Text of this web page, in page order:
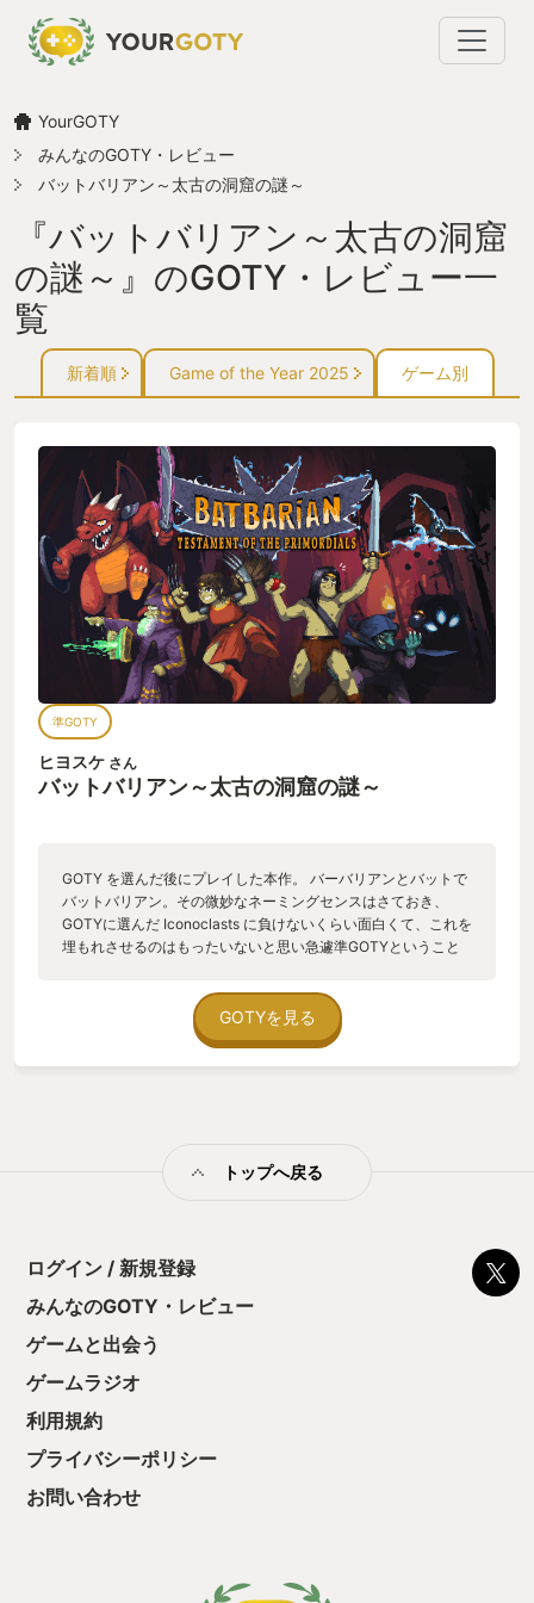
YourGOTY
みんなのGOTY・レビュー
バットバリアン～太古の洞窟の謎～
『バットバリアン～太古の洞窟
の謎～』のGOTY・レビュー一
覧
新着順 Game of the Year 2025 ゲーム別
準GOTY
ヒヨスケ さん
バットバリアン～太古の洞窟の謎～
GOTY を選んだ後にプレイした本作。 バーバリアンとバットで
バットバリアン。その微妙なネーミングセンスはさておき、
GOTYに選んだ Iconoclasts に負けないくらい面白くて、これを
埋もれさせるのはもったいないと思い急遽準GOTYということ
探索型アクション。すなわち私の大好物。 バーバリアンと不思
議な光るコウモリのコンビが謎の洞窟の奥深くに落ちるところ
からゲームは始まる。脱出をしようとする中で、この洞窟に秘
難しさだろうけど、救済策としていろんなアシスト機能がつい
ション苦手な人でも頑張れるんじゃないだろうか。 バーバリア
ムではお馴染みの2段ジャンプとか、ローリング等による回避と
か、壁キックとか、そんなものはない。必殺技もないし、しゃ
がみすらない。移動、ジャンプ、攻撃。以上。 レベルアップ制
だけど、基本パラーメタが上がるだけでバーバリアンが特殊能
入れて活躍する。これが戦闘にもパズルにもしっかり絡んでて
の難しさの方が大きかった。パズルというよりアスレチックと
言った方がいいかもしれない。 アイテムとエレメントの切り替
え、方向を定めてアイテムを投げる、そして移動とジャンプ、
あった。そこもアイデアを問われるパズルの一部って感じでわ
GOTYを見る
トップへ戻る
ログイン / 新規登録
みんなのGOTY・レビュー
ゲームと出会う
ゲームラジオ
利用規約
プライバシーポリシー
お問い合わせ